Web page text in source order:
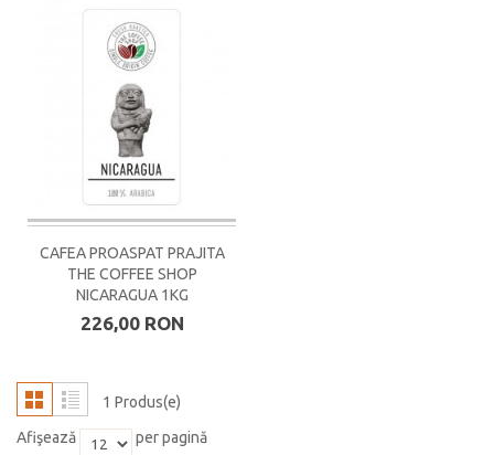
CAFEA PROASPAT PRAJITA
THE COFFEE SHOP
NICARAGUA 1KG
226,00 RON
1 Produs(e)
Afişează
per pagină